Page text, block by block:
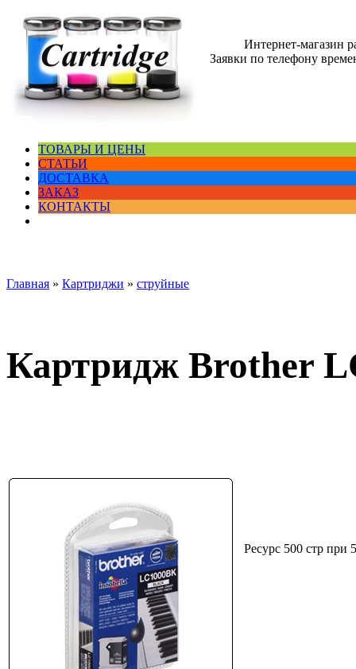
Интернет-магазин
Заявки по телефону
ТОВАРЫ И ЦЕНЫ
СТАТЬИ
ДОСТАВКА
ЗАКАЗ
КОНТАКТЫ
Главная » Картриджи » струйные
Картридж Brother
Ресурс 500 стр при